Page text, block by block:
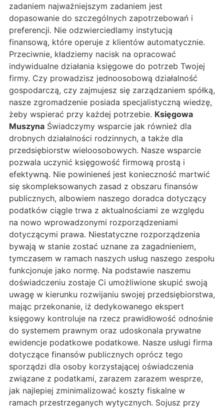
zadaniem najważniejszym zadaniem jest
dopasowanie do szczególnych zapotrzebowań i
preferencji. Nie odzwierciedlamy instytucją
finansową, które operuje z klientów automatycznie.
Przeciwnie, kładziemy nacisk na opracować
indywidualne działania księgowe do potrzeb Twojej
firmy. Czy prowadzisz jednoosobową działalność
gospodarczą, czy zajmujesz się zarządzaniem spółką,
nasze zgromadzenie posiada specjalistyczną wiedzę,
żeby wspierać przy każdej potrzebie. Księgowa
Muszyna Świadczymy wsparcie jak również dla
drobnych działalności rodzinnych, a także dla
przedsiębiorstw wieloosobowych. Nasze wsparcie
pozwala uczynić księgowość firmową prostą i
efektywną. Nie powinieneś jest konieczność martwić
się skompleksowanych zasad z obszaru finansów
publicznych, albowiem naszego doradca dotyczący
podatków ciągle trwa z aktualnościami ze względu
na nowo wprowadzonymi rozporządzeniami
dotyczącymi prawa. Niestatyczne rozporządzenia
bywają w stanie zostać uznane za zagadnieniem,
tymczasem w ramach naszych usług naszego zespołu
funkcjonuje jako normę. Na podstawie naszemu
doświadczeniu zostaje Ci umożliwione skupić swoją
uwagę w kierunku rozwijaniu swojej przedsiębiorstwa,
mając przekonanie, iż dedykowanego ekspert
księgowy kontroluje na rzecz prawidłowość odnośnie
do systemem prawnym oraz udoskonala prywatne
ewidencje podatkowe podatkowe. Nasze usługi firma
dotyczące finansów publicznych oprócz tego
sporządzi dla osoby korzystającej oświadczenia
związane z podatkami, zarazem zarazem wesprze,
jak najlepiej zminimalizować koszty fiskalne w
ramach przestrzeganych wytycznych. Sojusz przy